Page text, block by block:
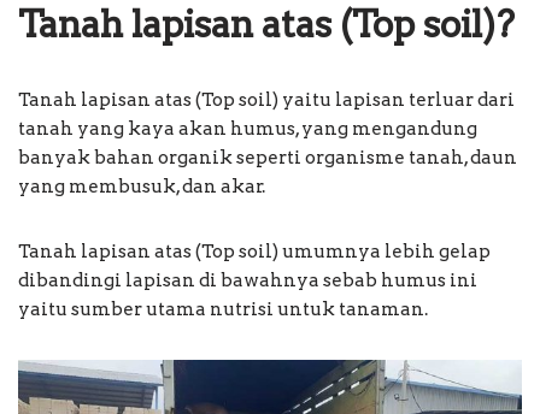
Tanah lapisan atas (Top soil)?
Tanah lapisan atas (Top soil) yaitu lapisan terluar dari
tanah yang kaya akan humus, yang mengandung
banyak bahan organik seperti organisme tanah, daun
yang membusuk, dan akar.
Tanah lapisan atas (Top soil) umumnya lebih gelap
dibandingi lapisan di bawahnya sebab humus ini
yaitu sumber utama nutrisi untuk tanaman.